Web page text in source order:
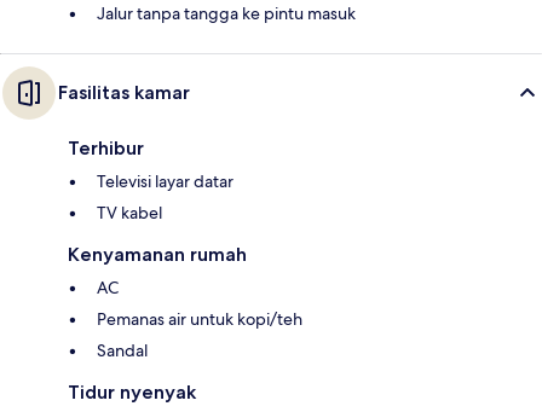
Jalur tanpa tangga ke pintu masuk
Fasilitas kamar
Terhibur
Televisi layar datar
TV kabel
Kenyamanan rumah
AC
Pemanas air untuk kopi/teh
Sandal
Tidur nyenyak